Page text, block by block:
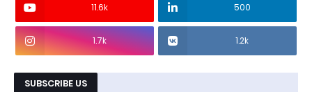
11.6k 500
1.7k 1.2k
SUBSCRIBE US